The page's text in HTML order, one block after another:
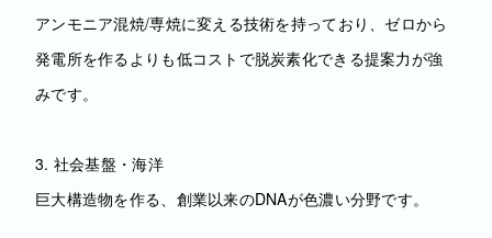
アンモニア混焼/専焼に変える技術を持っており、ゼロから
発電所を作るよりも低コストで脱炭素化できる提案力が強
みです。
3. 社会基盤・海洋
巨大構造物を作る、創業以来のDNAが色濃い分野です。